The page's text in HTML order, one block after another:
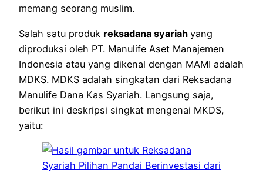
memang seorang muslim.
Salah satu produk reksadana syariah yang
diproduksi oleh PT. Manulife Aset Manajemen
Indonesia atau yang dikenal dengan MAMI adalah
MDKS. MDKS adalah singkatan dari Reksadana
Manulife Dana Kas Syariah. Langsung saja,
berikut ini deskripsi singkat mengenai MKDS,
yaitu: